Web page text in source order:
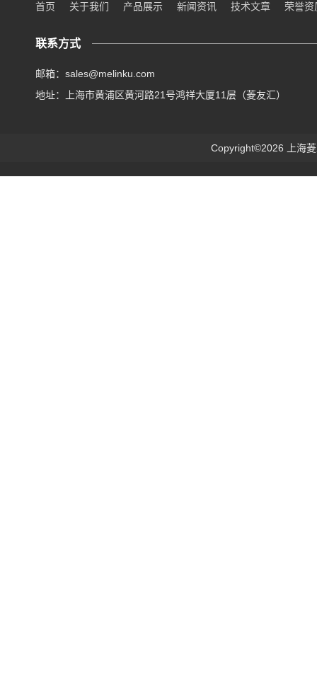
首页 关于我们 产品展示 新闻资讯 技术文章 荣誉资
联系方式
邮箱：sales@melinku.com
地址：上海市黄浦区黄河路21号鸿祥大厦11层（菱友汇）
Copyright©2026 上海